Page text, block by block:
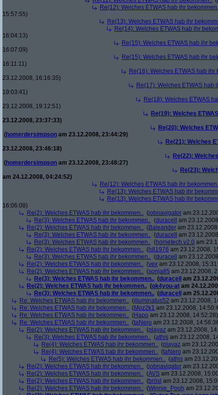
Re(12): Welches ETWAS hab ihr
15:57:55)
Re(13): Welches ETWAS hab ihr
Re(14): Welches ETWAS hab ihr
16:04:13)
Re(15): Welches ETWAS hab ihr
16:07:09)
Re(15): Welches ETWAS hab ihr
16:11:11)
Re(16): Welches ETWAS hab ihr
23.12.2008, 16:16:35)
Re(17): Welches ETWAS hab
19:03:41)
Re(18): Welches ETWAS
23.12.2008, 19:12:51)
Re(19): Welches
23.12.2008, 23:37:33)
Re(20): Welches
(homerdersimpson am 23.12.2008, 23:44:29)
Re(21): Welches
23.12.2008, 23:46:18)
Re(22):
(homerdersimpson am 23.12.2008, 23:48:27)
Re(23):
am 24.12.2008, 04:24:52)
Re(12): Welches ETWAS hab ihr
Re(13): Welches ETWAS hab ihr
Re(13): Welches ETWAS hab ihr
16:06:08)
Re(2): Welches ETWAS hab ihr bekommen.. (jobnavigator am
Re(3): Welches ETWAS hab ihr bekommen.. (duracell
am
Re(2): Welches ETWAS hab ihr bekommen.. (Baleander am
Re(3): Welches ETWAS hab ihr bekommen.. (duracell
am
Re(3): Welches ETWAS hab ihr bekommen.. (hometech.v2.0 am
Re(2): Welches ETWAS hab ihr bekommen.. (h81976 am 23.12.2008,
Re(3): Welches ETWAS hab ihr bekommen.. (duracell
am
Re(2): Welches ETWAS hab ihr bekommen.. (vex am 23.12.2008,
Re(2): Welches ETWAS hab ihr bekommen.. (sonja85 am 23.12.2008,
Re(3): Welches ETWAS hab ihr bekommen.. (duracell
am
Re(2): Welches ETWAS hab ihr bekommen.. (ok4you-at am
Re(3): Welches ETWAS hab ihr bekommen.. (duracell
am
Re: Welches ETWAS hab ihr bekommen.. (illuminatus52 am 23.12.2008,
Re: Welches ETWAS hab ihr bekommen.. (Moz2k1 am 23.12.2008,
Re: Welches ETWAS hab ihr bekommen.. (Hapo am 23.12.2008, 14:52:28)
Re: Welches ETWAS hab ihr bekommen.. (taNero am 23.12.2008,
Re(2): Welches ETWAS hab ihr bekommen.. (playaz am 23.12.2008,
Re(3): Welches ETWAS hab ihr bekommen.. (athis am 23.12.2008,
Re(4): Welches ETWAS hab ihr bekommen.. (playaz am
Re(4): Welches ETWAS hab ihr bekommen.. (taNero am
Re(5): Welches ETWAS hab ihr bekommen.. (athis am
Re(2): Welches ETWAS hab ihr bekommen.. (jobnavigator am
Re(2): Welches ETWAS hab ihr bekommen.. (AVS am 23.12.2008,
Re(2): Welches ETWAS hab ihr bekommen.. (brösl am 23.12.2008,
Re(2): Welches ETWAS hab ihr bekommen.. (Winnie_Pooh am